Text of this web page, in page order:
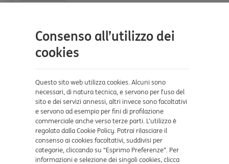
Collegamenti utili
Mappa del sito
Trasparenza
Cookies
Consenso all’utilizzo dei
cookies
Questo sito web utilizza cookies. Alcuni sono
necessari, di natura tecnica, e servono per l’uso del
sito e dei servizi annessi, altri invece sono facoltativi
e servono ad esempio per fini di profilazione
commerciale anche verso terze parti. L’utilizzo è
regolato dalla Cookie Policy. Potrai rilasciare il
consenso ai cookies facoltativi, suddivisi per
categorie, cliccando su “Esprimo Preferenze”. Per
informazioni e selezione dei singoli cookies, clicca